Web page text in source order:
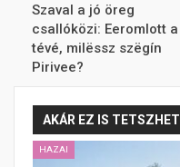
Szaval a jó öreg
csallóközi: Eeromlott a
tévé, milëssz szëgín
Pirivee?
AKÁR EZ IS TETSZHET
HAZAI